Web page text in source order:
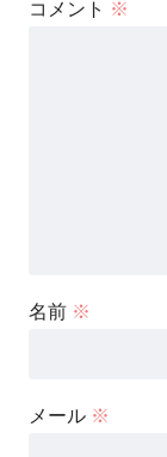
コメント ※
名前 ※
メール ※